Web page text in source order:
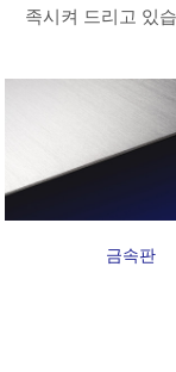
족시켜 드리고 있
금속판